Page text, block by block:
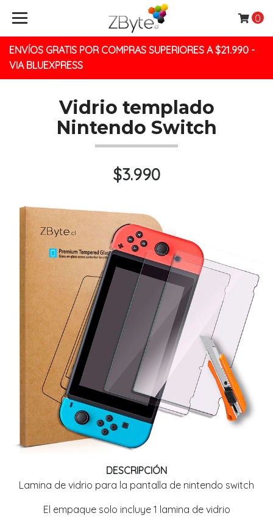
ENVÍOS GRATIS POR COMPRAS SUPERIORES A $21.990 -
VIA BLUEXPRESS
0
Vidrio templado
Nintendo Switch
$3.990
DESCRIPCIÓN
Lamina de vidrio para la pantalla de nintendo switch
El empaque solo incluye 1 lamina de vidrio